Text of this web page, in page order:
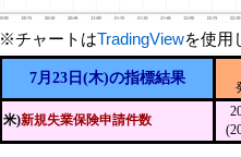
※チャートはTradingViewを使用
7月23日(木)の指標結果
米)新規失業保険申請件数